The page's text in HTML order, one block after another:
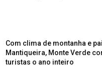
Com clima de montanha e
Mantiqueira, Monte Verde
turistas o ano inteiro